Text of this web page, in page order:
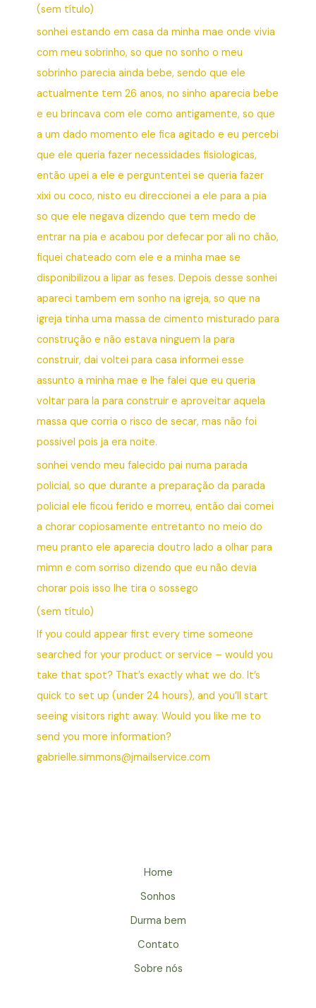
(sem título)
sonhei estando em casa da minha mae onde vivia
com meu sobrinho, so que no sonho o meu
sobrinho parecia ainda bebe, sendo que ele
actualmente tem 26 anos, no sinho aparecia bebe
e eu brincava com ele como antigamente, so que
a um dado momento ele fica agitado e eu percebi
que ele queria fazer necessidades fisiologicas,
então upei a ele e perguntentei se queria fazer
xixi ou coco, nisto eu direccionei a ele para a pia
so que ele negava dizendo que tem medo de
entrar na pia e acabou por defecar por ali no chão,
fiquei chateado com ele e a minha mae se
disponibilizou a lipar as feses. Depois desse sonhei
apareci tambem em sonho na igreja, so que na
igreja tinha uma massa de cimento misturado para
construção e não estava ninguem la para
construir, dai voltei para casa informei esse
assunto a minha mae e lhe falei que eu queria
voltar para la para construir e aproveitar aquela
massa que corria o risco de secar, mas não foi
possivel pois ja era noite.
sonhei vendo meu falecido pai numa parada
policial, so que durante a preparação da parada
policial ele ficou ferido e morreu, então dai comei
a chorar copiosamente entretanto no meio do
meu pranto ele aparecia doutro lado a olhar para
mimn e com sorriso dizendo que eu não devia
chorar pois isso lhe tira o sossego
(sem título)
If you could appear first every time someone
searched for your product or service – would you
take that spot? That’s exactly what we do. It’s
quick to set up (under 24 hours), and you’ll start
seeing visitors right away. Would you like me to
send you more information?
gabrielle.simmons@jmailservice.com
Home
Sonhos
Durma bem
Contato
Sobre nós